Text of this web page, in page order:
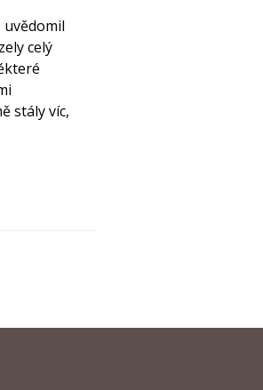
uvědomil
celý
stály víc,